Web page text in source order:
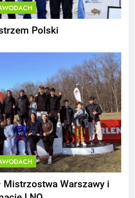
Polski
Mistrzostwa Warszawy i